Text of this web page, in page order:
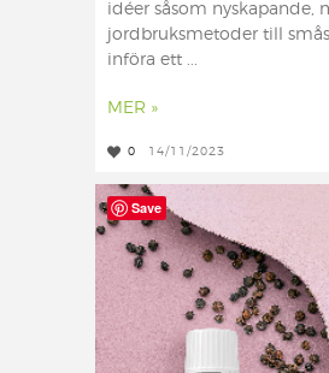
idéer såsom nyskapande,
jordbruksmetoder till
införa ett ...
MER »
0 14/11/2023
Save